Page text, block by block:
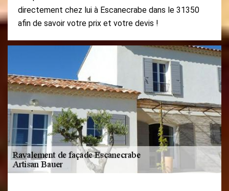
directement chez lui à Escanecrabe dans le 31350
afin de savoir votre prix et votre devis !